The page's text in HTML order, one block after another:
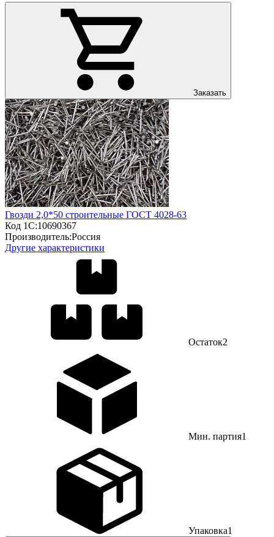
Заказать
Гвозди 2,0*50 строительные ГОСТ 4028-63
Код 1С:10690367
Производитель:Россия
Другие характеристики
Остаток2
Мин. партия1
Упаковка1